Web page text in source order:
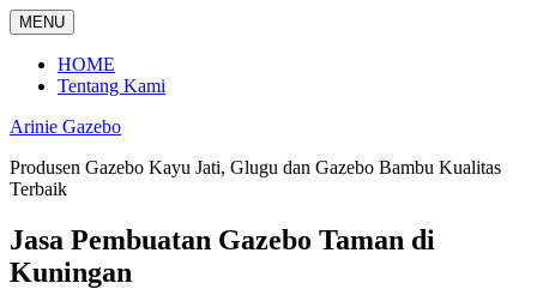
Langsung
ke
konten
MENU
HOME
Tentang Kami
Arinie Gazebo
Produsen Gazebo Kayu Jati, Glugu dan Gazebo Bambu Kualitas
Terbaik
Jasa Pembuatan Gazebo Taman di
Kuningan